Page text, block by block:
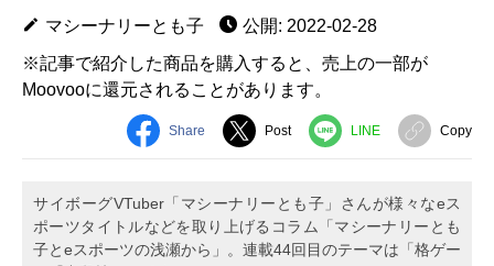
マシーナリーとも子
公開: 2022-02-28
※記事で紹介した商品を購入すると、売上の一部が
Moovooに還元されることがあります。
Share Post LINE Copy
サイボーグVTuber「マシーナリーとも子」さんが様々なeス
ポーツタイトルなどを取り上げるコラム「マシーナリーとも
子とeスポーツの浅瀬から」。連載44回目のテーマは「格ゲー